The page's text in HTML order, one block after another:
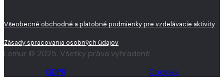
Všeobecné obchodné a platobné podmienky pre vzdelávacie aktivity
Zásady spracovania osobných údajov
Lemur © 2025. Všetky práva vyhradené
GDPR
Cookies